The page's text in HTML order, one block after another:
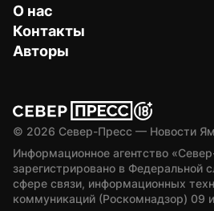
О нас
Контакты
Авторы
© 2026 Север-Пресс — Новости
Информационное агентство
зарегистрировано в Федеральной
сфере связи, информационных
коммуникаций (Роскомнадзор) 09